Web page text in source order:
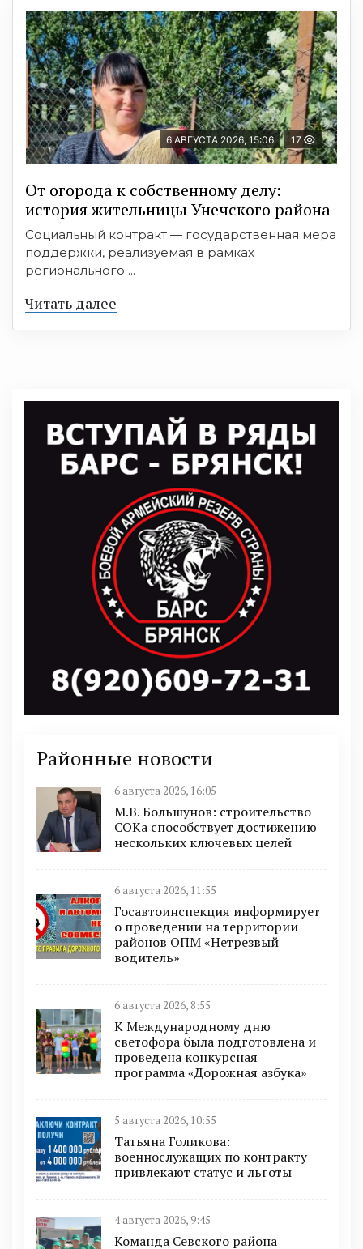
6 АВГУСТА 2026, 15:06 17
От огорода к собственному делу:
история жительницы Унечского района
Социальный контракт — государственная мера
поддержки, реализуемая в рамках
регионального ...
Читать далее
Районные новости
6 августа 2026, 16:05
М.В. Большунов: строительство
СОКа способствует достижению
нескольких ключевых целей
6 августа 2026, 11:55
Госавтоинспекция информирует
о проведении на территории
районов ОПМ «Нетрезвый
водитель»
6 августа 2026, 8:55
К Международному дню
светофора была подготовлена и
проведена конкурсная
программа «Дорожная азбука»
5 августа 2026, 10:55
Татьяна Голикова:
военнослужащих по контракту
привлекают статус и льготы
4 августа 2026, 9:45
Команда Севского района